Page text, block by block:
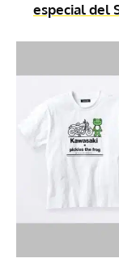
especial del